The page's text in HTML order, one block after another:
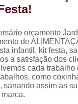
orçamento
de
infantil, kit festa,
a satisfação dos
cada
como
assim as